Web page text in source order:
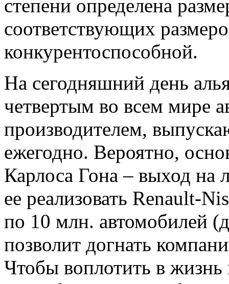
степени определена
соответствующих
конкурентоспособной.
На сегодняшний день
четвертым во всем мире
производителем,
ежегодно. Вероятно,
Карлоса Гона – выход
ее реализовать Renault-
по 10 млн. автомобилей
позволит догнать
Чтобы воплотить в жизнь